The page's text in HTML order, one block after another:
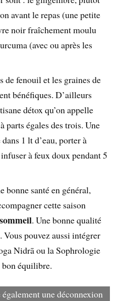
avant le repas (une petite
noir fraîchement moulu
(avec ou après les
de fenouil et les graines de
bénéfiques. D’ailleurs
détox qu’on appelle
parts égales des trois. Une
1 lt d’eau, porter à
à feux doux pendant 5
bonne santé en général,
cette saison
. Une bonne qualité
pouvez aussi intégrer
Nidrā ou la Sophrologie
équilibre.
une déconnexion